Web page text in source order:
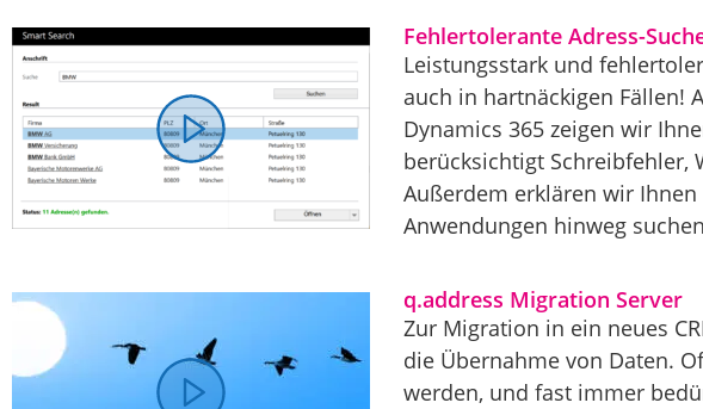
Fehlertolerante Adress-
Leistungsstark und
auch in hartnäckigen Fällen!
Dynamics 365 zeigen wir
berücksichtigt Schreibfehler,
Außerdem erklären wir
Anwendungen hinweg
q.address Migration Server
Zur Migration in ein neues
die Übernahme von Daten.
werden, und fast immer